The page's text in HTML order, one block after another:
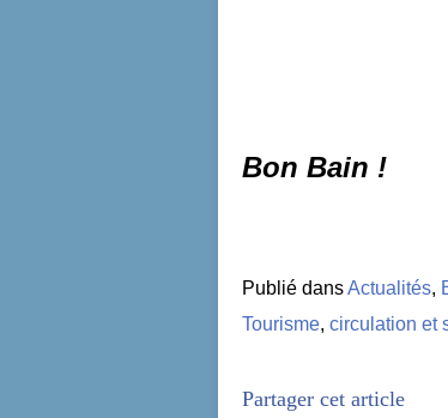
Bon Bain !
Publié dansActualités,
Tourisme, circulation et
Partager cet article